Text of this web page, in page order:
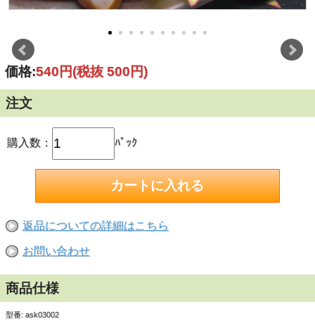
価格:540円(税抜 500円)
注文
購入数： ﾊﾟｯｸ
返品についての詳細はこちら
お問い合わせ
商品仕様
型番: ask03002